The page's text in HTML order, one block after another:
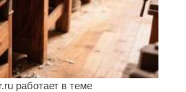
работает в теме